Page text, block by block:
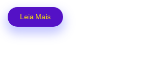
Leia Mais